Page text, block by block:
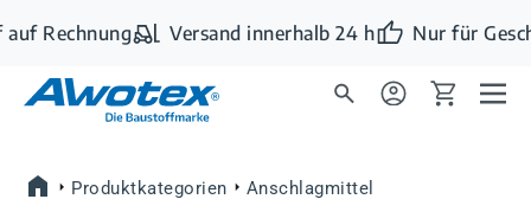
Zum Hauptinhalt springen
Rechnung Versand innerhalb 24 h Nur für
Produktkategorien Anschlagmittel